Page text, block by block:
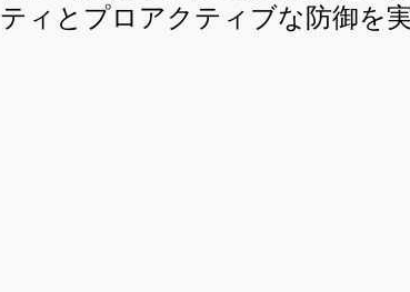
ティとプロアクティブな防御を実